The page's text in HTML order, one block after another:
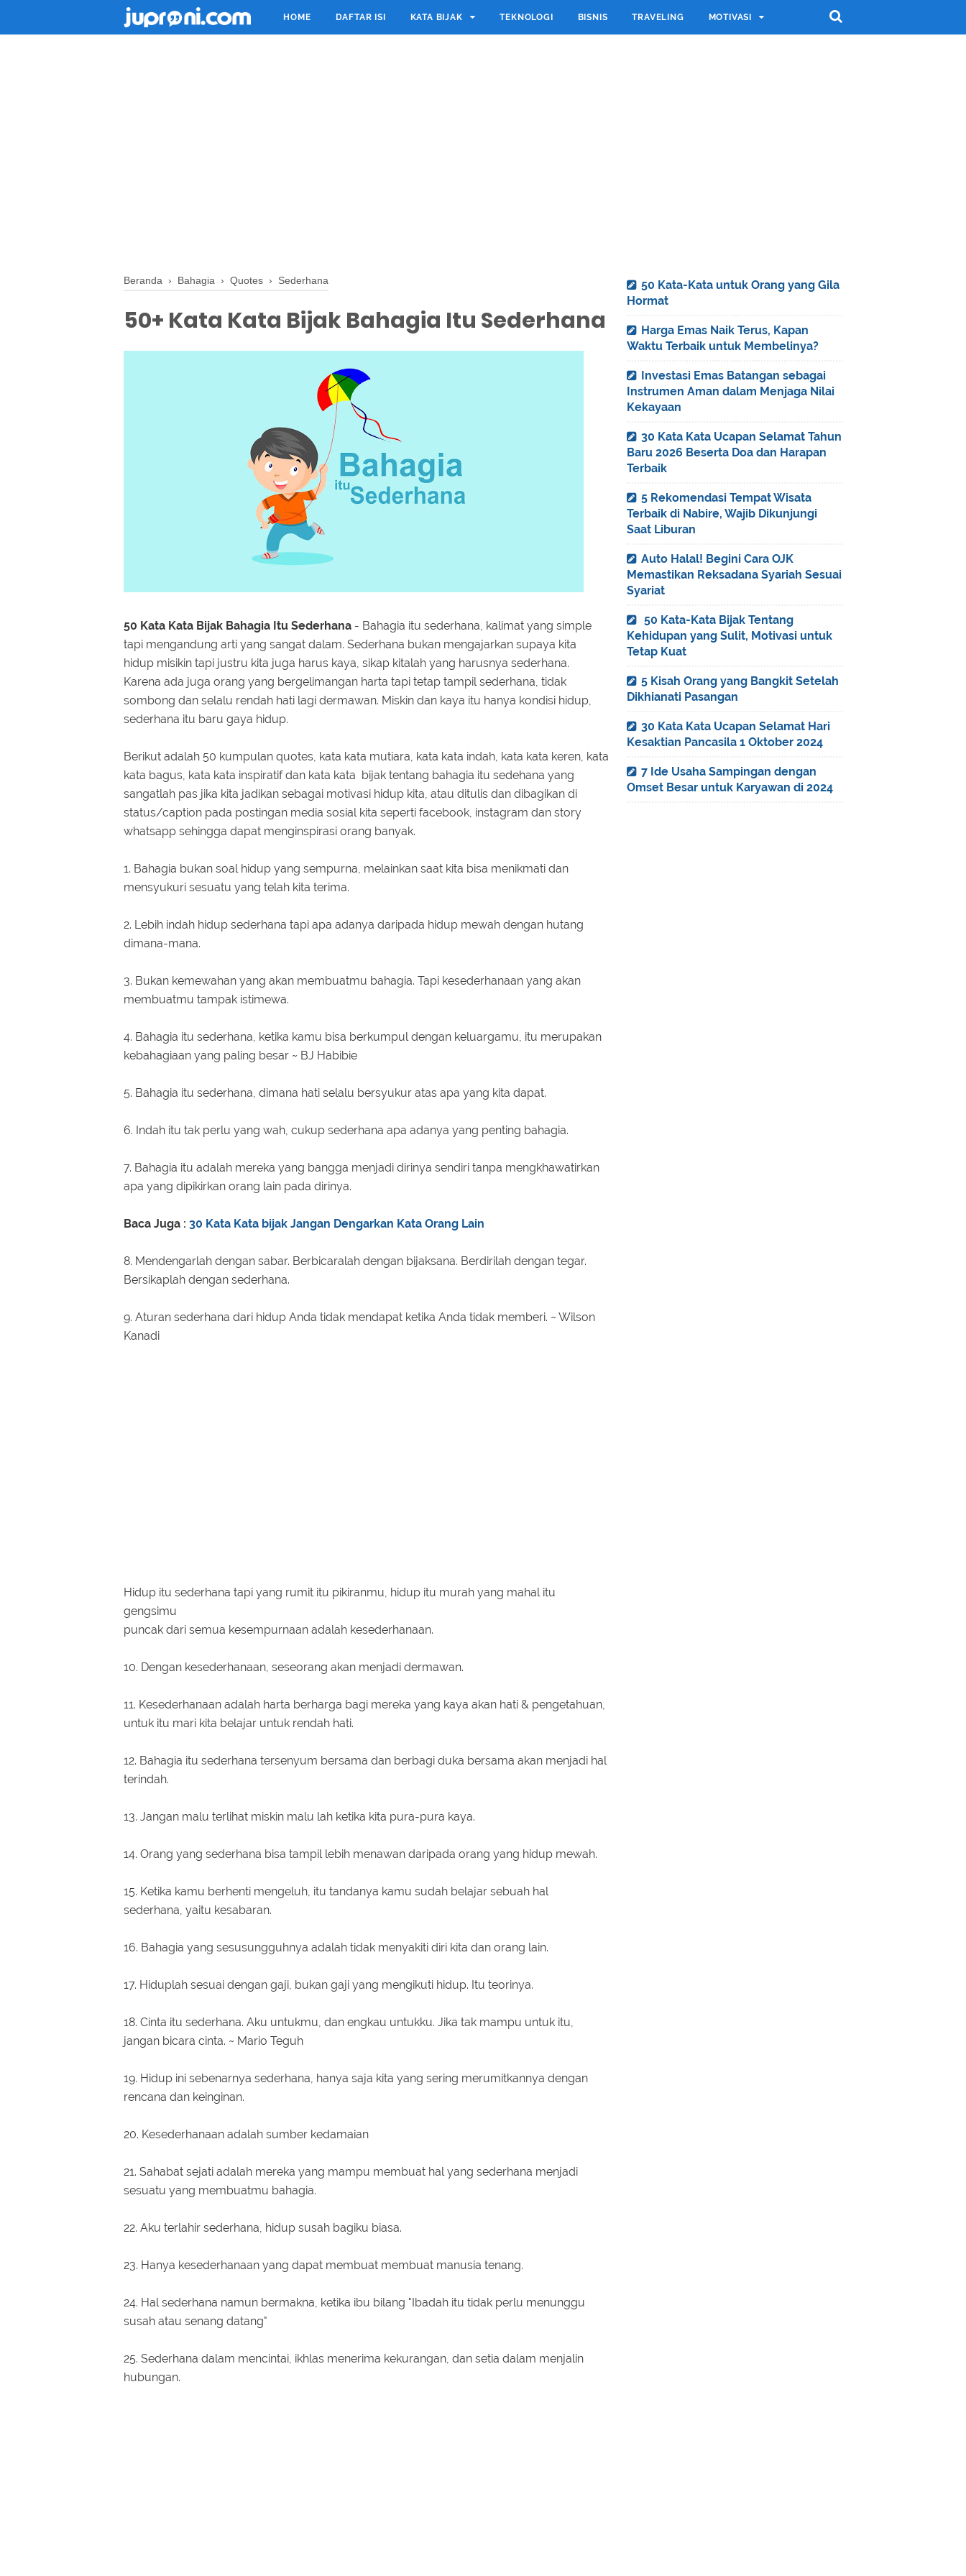
HOME DAFTAR ISI KATA BIJAK TEKNOLOGI BISNIS TRAVELING MOTIVASI
Beranda › Bahagia › Quotes › Sederhana
50+ Kata Kata Bijak Bahagia Itu Sederhana
50 Kata Kata Bijak Bahagia Itu Sederhana - Bahagia itu sederhana, kalimat yang simple
tapi mengandung arti yang sangat dalam. Sederhana bukan mengajarkan supaya kita
hidup misikin tapi justru kita juga harus kaya, sikap kitalah yang harusnya sederhana.
Karena ada juga orang yang bergelimangan harta tapi tetap tampil sederhana, tidak
sombong dan selalu rendah hati lagi dermawan. Miskin dan kaya itu hanya kondisi hidup,
sederhana itu baru gaya hidup.
Berikut adalah 50 kumpulan quotes, kata kata mutiara, kata kata indah, kata kata keren, kata
kata bagus, kata kata inspiratif dan kata kata bijak tentang bahagia itu sedehana yang
sangatlah pas jika kita jadikan sebagai motivasi hidup kita, atau ditulis dan dibagikan di
status/caption pada postingan media sosial kita seperti facebook, instagram dan story
whatsapp sehingga dapat menginspirasi orang banyak.
1. Bahagia bukan soal hidup yang sempurna, melainkan saat kita bisa menikmati dan
mensyukuri sesuatu yang telah kita terima.
2. Lebih indah hidup sederhana tapi apa adanya daripada hidup mewah dengan hutang
dimana-mana.
3. Bukan kemewahan yang akan membuatmu bahagia. Tapi kesederhanaan yang akan
membuatmu tampak istimewa.
4. Bahagia itu sederhana, ketika kamu bisa berkumpul dengan keluargamu, itu merupakan
kebahagiaan yang paling besar ~ BJ Habibie
5. Bahagia itu sederhana, dimana hati selalu bersyukur atas apa yang kita dapat.
6. Indah itu tak perlu yang wah, cukup sederhana apa adanya yang penting bahagia.
7. Bahagia itu adalah mereka yang bangga menjadi dirinya sendiri tanpa mengkhawatirkan
apa yang dipikirkan orang lain pada dirinya.
Baca Juga : 30 Kata Kata bijak Jangan Dengarkan Kata Orang Lain
8. Mendengarlah dengan sabar. Berbicaralah dengan bijaksana. Berdirilah dengan tegar.
Bersikaplah dengan sederhana.
9. Aturan sederhana dari hidup Anda tidak mendapat ketika Anda tidak memberi. ~ Wilson
Kanadi
Hidup itu sederhana tapi yang rumit itu pikiranmu, hidup itu murah yang mahal itu
gengsimu
puncak dari semua kesempurnaan adalah kesederhanaan.
10. Dengan kesederhanaan, seseorang akan menjadi dermawan.
11. Kesederhanaan adalah harta berharga bagi mereka yang kaya akan hati & pengetahuan,
untuk itu mari kita belajar untuk rendah hati.
12. Bahagia itu sederhana tersenyum bersama dan berbagi duka bersama akan menjadi hal
terindah.
13. Jangan malu terlihat miskin malu lah ketika kita pura-pura kaya.
14. Orang yang sederhana bisa tampil lebih menawan daripada orang yang hidup mewah.
15. Ketika kamu berhenti mengeluh, itu tandanya kamu sudah belajar sebuah hal
sederhana, yaitu kesabaran.
16. Bahagia yang sesusungguhnya adalah tidak menyakiti diri kita dan orang lain.
17. Hiduplah sesuai dengan gaji, bukan gaji yang mengikuti hidup. Itu teorinya.
18. Cinta itu sederhana. Aku untukmu, dan engkau untukku. Jika tak mampu untuk itu,
jangan bicara cinta. ~ Mario Teguh
19. Hidup ini sebenarnya sederhana, hanya saja kita yang sering merumitkannya dengan
rencana dan keinginan.
20. Kesederhanaan adalah sumber kedamaian
21. Sahabat sejati adalah mereka yang mampu membuat hal yang sederhana menjadi
sesuatu yang membuatmu bahagia.
22. Aku terlahir sederhana, hidup susah bagiku biasa.
23. Hanya kesederhanaan yang dapat membuat membuat manusia tenang.
24. Hal sederhana namun bermakna, ketika ibu bilang "Ibadah itu tidak perlu menunggu
susah atau senang datang"
25. Sederhana dalam mencintai, ikhlas menerima kekurangan, dan setia dalam menjalin
hubungan.
50 Kata-Kata untuk Orang yang Gila
Hormat
Harga Emas Naik Terus, Kapan
Waktu Terbaik untuk Membelinya?
Investasi Emas Batangan sebagai
Instrumen Aman dalam Menjaga Nilai
Kekayaan
30 Kata Kata Ucapan Selamat Tahun
Baru 2026 Beserta Doa dan Harapan
Terbaik
5 Rekomendasi Tempat Wisata
Terbaik di Nabire, Wajib Dikunjungi
Saat Liburan
Auto Halal! Begini Cara OJK
Memastikan Reksadana Syariah Sesuai
Syariat
50 Kata-Kata Bijak Tentang
Kehidupan yang Sulit, Motivasi untuk
Tetap Kuat
5 Kisah Orang yang Bangkit Setelah
Dikhianati Pasangan
30 Kata Kata Ucapan Selamat Hari
Kesaktian Pancasila 1 Oktober 2024
7 Ide Usaha Sampingan dengan
Omset Besar untuk Karyawan di 2024